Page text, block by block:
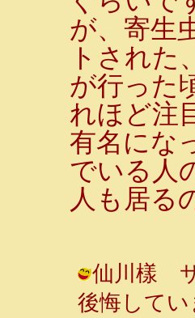
が、寄生
トされた
が行った
れほど注
有名にな
でいる人
人も居る
仙川樣
後悔してい